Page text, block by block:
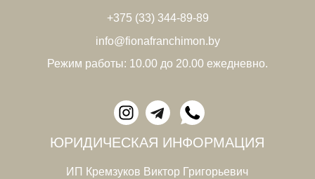
+375 (33) 344-89-89
info@fionafranchimon.by
ЮРИДИЧЕСКАЯ ИНФОРМАЦИЯ
ИП Кремзуков Виктор Григорьевич
Режим работы: 10.00 до 20.00 ежедневно.